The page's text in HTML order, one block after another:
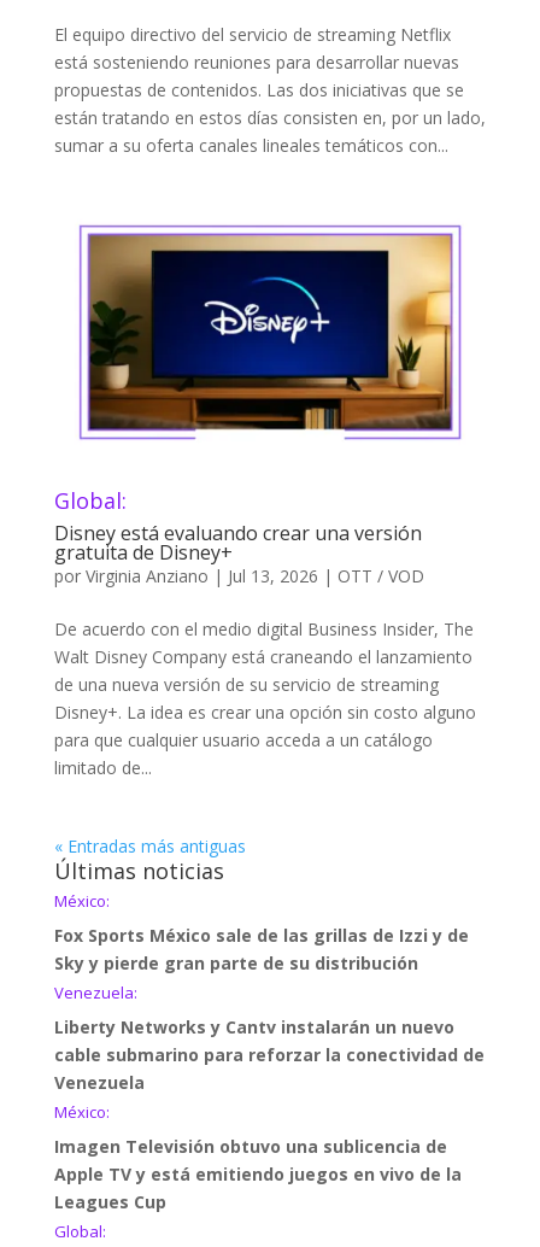
El equipo directivo del servicio de streaming Netflix
está sosteniendo reuniones para desarrollar nuevas
propuestas de contenidos. Las dos iniciativas que se
están tratando en estos días consisten en, por un lado,
sumar a su oferta canales lineales temáticos con...
Global:
Disney está evaluando crear una versión
gratuita de Disney+
por Virginia Anziano | Jul 13, 2026 | OTT / VOD
De acuerdo con el medio digital Business Insider, The
Walt Disney Company está craneando el lanzamiento
de una nueva versión de su servicio de streaming
Disney+. La idea es crear una opción sin costo alguno
para que cualquier usuario acceda a un catálogo
limitado de...
« Entradas más antiguas
Últimas noticias
México:
Fox Sports México sale de las grillas de Izzi y de
Sky y pierde gran parte de su distribución
Venezuela:
Liberty Networks y Cantv instalarán un nuevo
cable submarino para reforzar la conectividad de
Venezuela
México:
Imagen Televisión obtuvo una sublicencia de
Apple TV y está emitiendo juegos en vivo de la
Leagues Cup
Global: